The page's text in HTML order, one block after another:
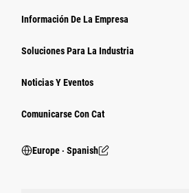
Información De La Empresa
Soluciones Para La Industria
Noticias Y Eventos
Comunicarse Con Cat
Europe ‧ Spanish